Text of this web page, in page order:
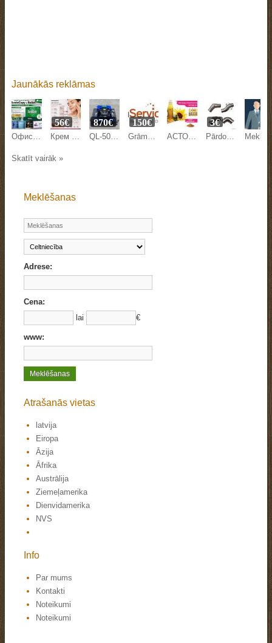
Jaunākās reklāmas
Офисная бумага Svetocopy и Ballet от производителя - оптом Крем против морщин Mesoestetic Age Element 50 мл на Beyston
56€
QL-500Y LAWN MOWER
870€
Grāmatvedības pakalpojumi
150€
АСТОН - Оптовые продажи подсолнечного масла от завода. Экспорт Pārdodam margu detaļas.
3€
Meklējam kandidātu Anglijas
Skatīt vairāk »
Meklēšanas
Adrese:
Cena:
lai
€
www:
Atrašanās vietas
latvija
Eiropa
Āzija
Āfrika
Austrālija
Ziemeļamerika
Dienvidamerika
NVS
Info
Par mums
Kontakti
Noteikumi
Noteikumi